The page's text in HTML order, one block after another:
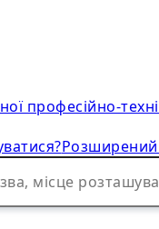
професійно-